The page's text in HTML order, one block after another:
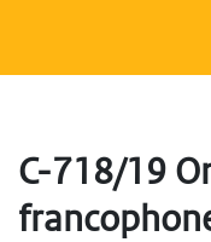
C-718/19